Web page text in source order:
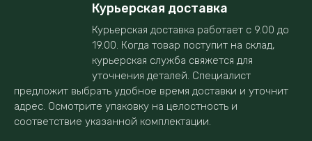
Курьерская доставка
Курьерская доставка работает с 9.00 до
19.00. Когда товар поступит на склад,
курьерская служба свяжется для
уточнения деталей. Специалист
предложит выбрать удобное время доставки и уточнит
адрес. Осмотрите упаковку на целостность и
соответствие указанной комплектации.